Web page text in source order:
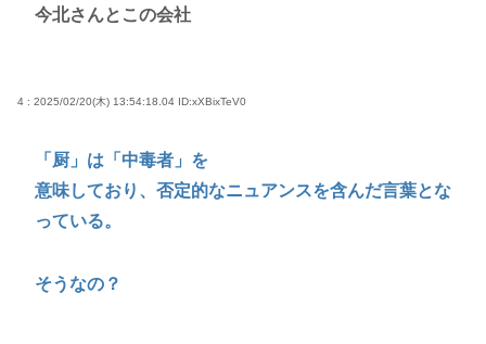
今北さんとこの会社
4 : 2025/02/20(木) 13:54:18.04 ID:xXBixTeV0
「厨」は「中毒者」を
意味しており、否定的なニュアンスを含んだ言葉とな
っている。
そうなの？